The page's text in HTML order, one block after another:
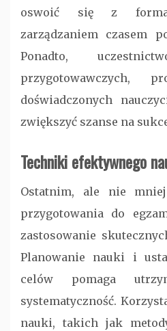
oswoić się z
zarządzaniem czasem
Ponadto,
przygotowawczych,
doświadczonych
zwiększyć szanse na
Techniki efektywnego
Ostatnim, ale nie
przygotowania do
zastosowanie
Planowanie nauki i
celów pomaga
systematyczność.
nauki, takich jak